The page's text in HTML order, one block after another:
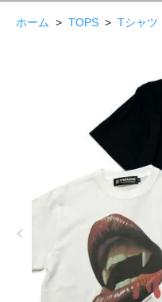
ホーム > TOPS > Tシャツ